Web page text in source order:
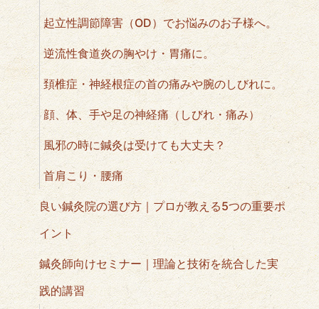
起立性調節障害（OD）でお悩みのお子様へ。
逆流性食道炎の胸やけ・胃痛に。
頚椎症・神経根症の首の痛みや腕のしびれに。
顔、体、手や足の神経痛（しびれ・痛み）
風邪の時に鍼灸は受けても大丈夫？
首肩こり・腰痛
良い鍼灸院の選び方｜プロが教える5つの重要ポ
イント
鍼灸師向けセミナー｜理論と技術を統合した実
践的講習